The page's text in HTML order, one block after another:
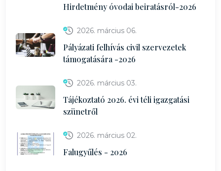
Hirdetmény óvodai beiratásról-2026
2026. március 06.
Pályázati felhívás civil szervezetek
támogatására -2026
2026. március 03.
Tájékoztató 2026. évi téli igazgatási
szünetről
2026. március 02.
Falugyűlés - 2026